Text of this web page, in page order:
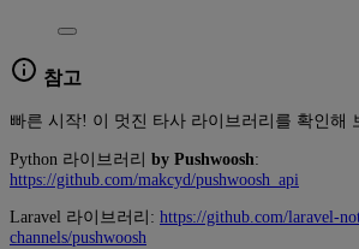
참고
빠른 시작! 이 멋진 타사 라이브러리를 확인해
Python 라이브러리 by Pushwoosh:
https://github.com/makcyd/pushwoosh_api
Laravel 라이브러리: https://github.com/laravel-
channels/pushwoosh